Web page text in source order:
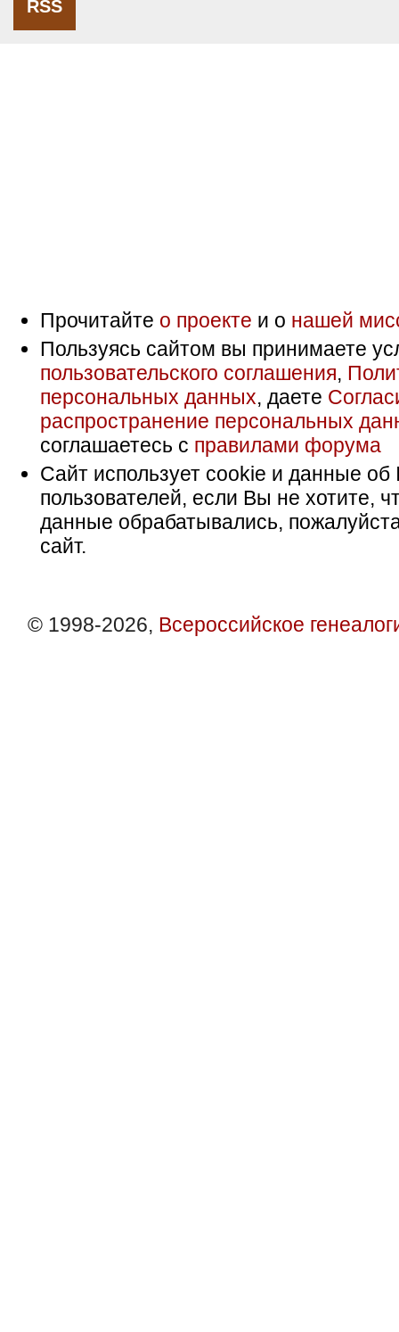
RSS
Прочитайте о проекте и о нашей
Пользуясь сайтом вы принимаете
пользовательского соглашения,
персональных данных, даете
распространение персональных
соглашаетесь с правилами форума
Сайт использует cookie и данные об
пользователей, если Вы не хотите,
данные обрабатывались,
сайт.
© 1998-2026, Всероссийское